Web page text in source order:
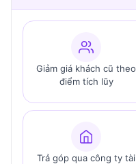
Giảm giá khách cũ theo
điểm tích lũy
Trả góp qua công ty tài